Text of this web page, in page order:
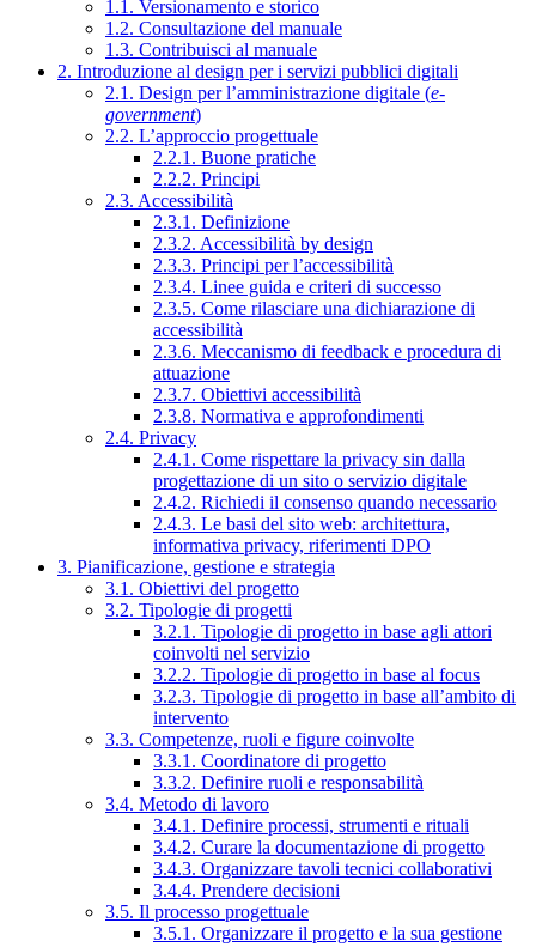
1.1. Versionamento e storico
1.2. Consultazione del manuale
1.3. Contribuisci al manuale
2. Introduzione al design per i servizi pubblici digitali
2.1. Design per l’amministrazione digitale (e-
government)
2.2. L’approccio progettuale
2.2.1. Buone pratiche
2.2.2. Principi
2.3. Accessibilità
2.3.1. Definizione
2.3.2. Accessibilità by design
2.3.3. Principi per l’accessibilità
2.3.4. Linee guida e criteri di successo
2.3.5. Come rilasciare una dichiarazione di
accessibilità
2.3.6. Meccanismo di feedback e procedura di
attuazione
2.3.7. Obiettivi accessibilità
2.3.8. Normativa e approfondimenti
2.4. Privacy
2.4.1. Come rispettare la privacy sin dalla
progettazione di un sito o servizio digitale
2.4.2. Richiedi il consenso quando necessario
2.4.3. Le basi del sito web: architettura,
informativa privacy, riferimenti DPO
3. Pianificazione, gestione e strategia
3.1. Obiettivi del progetto
3.2. Tipologie di progetti
3.2.1. Tipologie di progetto in base agli attori
coinvolti nel servizio
3.2.2. Tipologie di progetto in base al focus
3.2.3. Tipologie di progetto in base all’ambito di
intervento
3.3. Competenze, ruoli e figure coinvolte
3.3.1. Coordinatore di progetto
3.3.2. Definire ruoli e responsabilità
3.4. Metodo di lavoro
3.4.1. Definire processi, strumenti e rituali
3.4.2. Curare la documentazione di progetto
3.4.3. Organizzare tavoli tecnici collaborativi
3.4.4. Prendere decisioni
3.5. Il processo progettuale
3.5.1. Organizzare il progetto e la sua gestione